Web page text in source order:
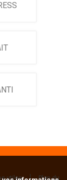
utiles Plan du